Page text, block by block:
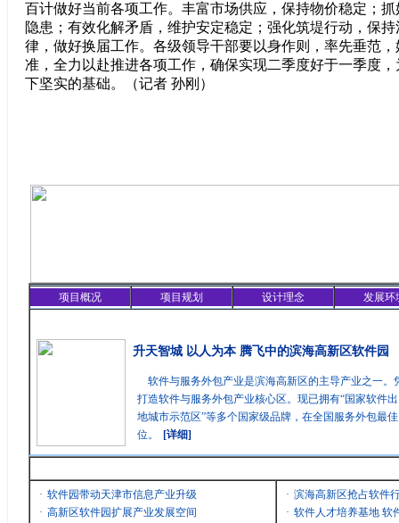
百计做好当前各项工作。丰富市场供应，保持物价稳定；
隐患；有效化解矛盾，维护安定稳定；强化筑堤行动，保
律，做好换届工作。各级领导干部要以身作则，率先垂范
准，全力以赴推进各项工作，确保实现二季度好于一季度
下坚实的基础。（记者 孙刚）
项目概况 项目规划 设计理念
发展环
升天智城 以人为本 腾飞中的滨海高新区软件园
软件与服务外包产业是滨海高新区的主导产业之一。
打造软件与服务外包产业核心区。现已拥有“国家软件
地城市示范区”等多个国家级品牌，在全国服务外包最
位。
[详细]
· 软件园带动天津市信息产业升级
· 高新区软件园扩展产业发展空间
· 滨海高新区抢占软件
· 软件人才培养基地 软